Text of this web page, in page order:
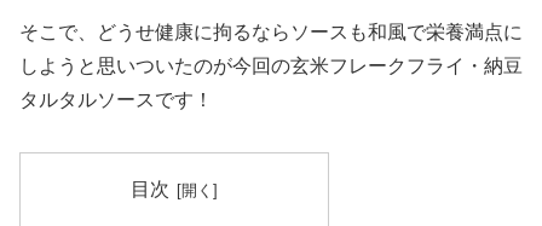
そこで、どうせ健康に拘るならソースも和風で栄養満点に
しようと思いついたのが今回の玄米フレークフライ・納豆
タルタルソースです！
目次